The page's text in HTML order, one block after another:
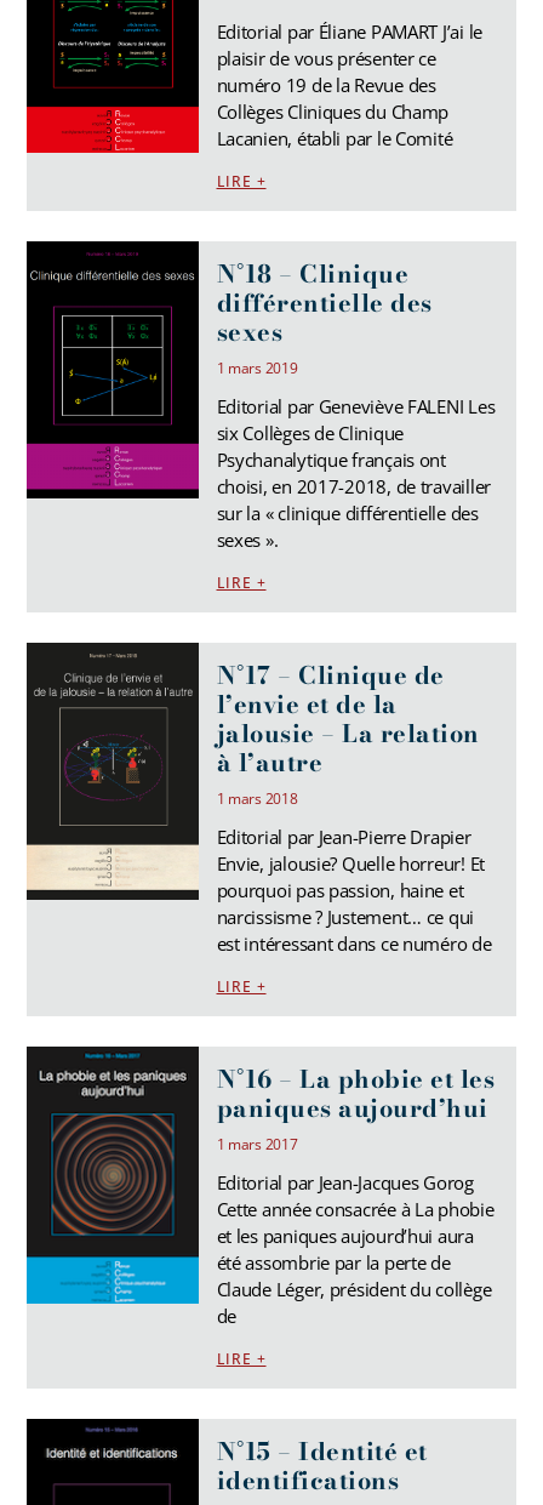
Editorial par Éliane PAMART J’ai le
plaisir de vous présenter ce
numéro 19 de la Revue des
Collèges Cliniques du Champ
Lacanien, établi par le Comité
LIRE +
N°18 – Clinique
différentielle des
sexes
1 mars 2019
Editorial par Geneviève FALENI Les
six Collèges de Clinique
Psychanalytique français ont
choisi, en 2017-2018, de travailler
sur la « clinique différentielle des
sexes ».
LIRE +
N°17 – Clinique de
l’envie et de la
jalousie – La relation
à l’autre
1 mars 2018
Editorial par Jean-Pierre Drapier
Envie, jalousie? Quelle horreur! Et
pourquoi pas passion, haine et
narcissisme ? Justement… ce qui
est intéressant dans ce numéro de
LIRE +
N°16 – La phobie et les
paniques aujourd’hui
1 mars 2017
Editorial par Jean-Jacques Gorog
Cette année consacrée à La phobie
et les paniques aujourd’hui aura
été assombrie par la perte de
Claude Léger, président du collège
de
LIRE +
N°15 – Identité et
identifications